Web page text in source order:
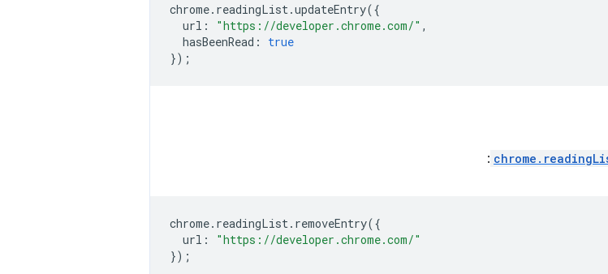
chrome. readingList .updateEntry({
url : "https://developer.chrome.com/" ,
hasBeenRead :
true
});
:
chrome. readingList . removeEntry({
url :
"https://developer.chrome.com/"
});